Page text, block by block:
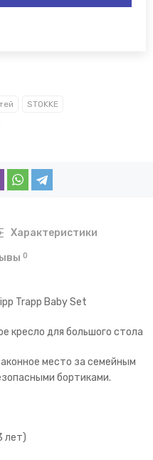
STOKKE
Характеристики
0
Trapp Baby Set
кресло для большого стола
место за семейным
бортиками.
лет)